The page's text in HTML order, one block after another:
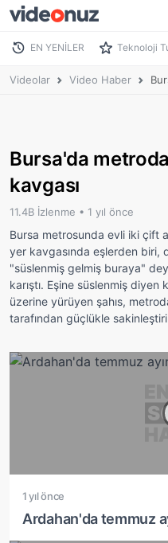
EN YENİLER Teknoloji
Videolar Video Haber
Bursa'da
kavgası
11.4B İzlenme • 1 yıl önce
Bursa metrosunda evli iki çift
yer kavgasında eşlerden biri,
"süslenmiş gelmiş buraya"
karıştı. Eşine süslenmiş diyen
üzerine yürüyen şahıs,
tarafından güçlükle
1 yıl önce
Ardahan'da temmuz